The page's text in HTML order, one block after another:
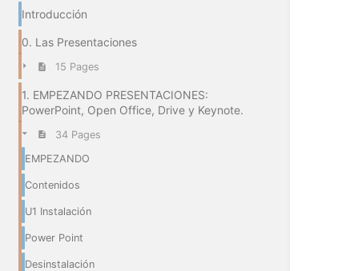
Introducción
0. Las Presentaciones
15 Pages
1. EMPEZANDO PRESENTACIONES:
PowerPoint, Open Office, Drive y Keynote.
34 Pages
EMPEZANDO
Contenidos
U1 Instalación
Power Point
Desinstalación